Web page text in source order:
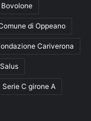
di Oppeano
Cariverona
Serie C girone A